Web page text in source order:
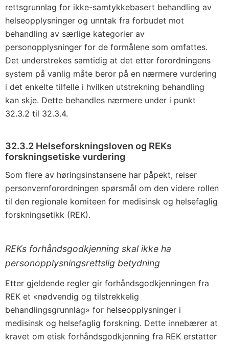
rettsgrunnlag for ikke-samtykkebasert behandling av
helseopplysninger og unntak fra forbudet mot
behandling av særlige kategorier av
personopplysninger for de formålene som omfattes.
Det understrekes samtidig at det etter forordningens
system på vanlig måte beror på en nærmere vurdering
i det enkelte tilfelle i hvilken utstrekning behandling
kan skje. Dette behandles nærmere under i punkt
32.3.2 til 32.3.4.
32.3.2 Helseforskningsloven og REKs
forskningsetiske vurdering
Som flere av høringsinstansene har påpekt, reiser
personvernforordningen spørsmål om den videre rollen
til den regionale komiteen for medisinsk og helsefaglig
forskningsetikk (REK).
REKs forhåndsgodkjenning skal ikke ha
personopplysningsrettslig betydning
Etter gjeldende regler gir forhåndsgodkjenningen fra
REK et «nødvendig og tilstrekkelig
behandlingsgrunnlag» for helseopplysninger i
medisinsk og helsefaglig forskning. Dette innebærer at
kravet om etisk forhåndsgodkjenning fra REK erstatter